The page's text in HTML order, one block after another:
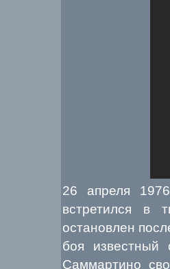
26 апреля
встретился в
остановлен
боя известный
Саммартино